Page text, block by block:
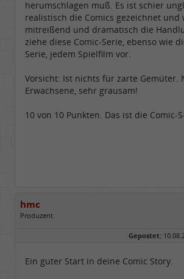
herumschlagen muß. Es ist schier
realistisch die Comics gezeichnet und
mitreißend und dramatisch die
ziehe diese Comic-Serie, ebenso wie
Serie, jedem Spielfilm vor.
Vorsicht: Ist nichts für zarte Gemüter.
Erwachsene, sehr grausam!
10 von 10 Punkten. Das ist die Comic-
hmc
Produzent
Beiträge:
17571
Gepostet:
Ein guter Start in deine Comic Story.